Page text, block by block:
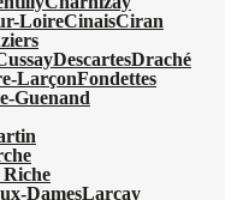
LoireCinaisCiran
DescartesDraché
LarçonFondettes
Guenand
DamesLarçay